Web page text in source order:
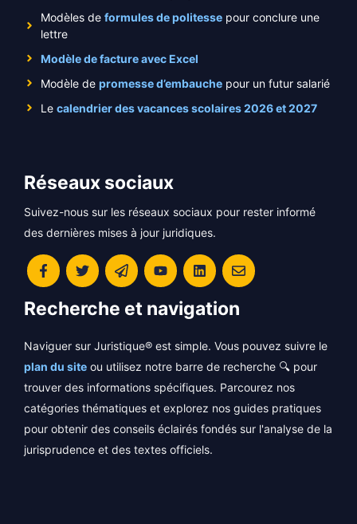
Modèles de formules de politesse pour conclure une
lettre
Modèle de facture avec Excel
Modèle de promesse d’embauche pour un futur salarié
Le calendrier des vacances scolaires 2026 et 2027
Réseaux sociaux
Suivez-nous sur les réseaux sociaux pour rester informé
des dernières mises à jour juridiques.
Recherche et navigation
Naviguer sur Juristique® est simple. Vous pouvez suivre le
plan du site ou utilisez notre barre de recherche 🔍 pour
trouver des informations spécifiques. Parcourez nos
catégories thématiques et explorez nos guides pratiques
pour obtenir des conseils éclairés fondés sur l'analyse de la
jurisprudence et des textes officiels.